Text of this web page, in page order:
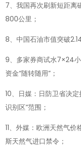
7、我国再次刷新短距离
800公里；
8、中国石油市值突破
9、多家券商试水7×24
资金“随转随用”；
10、日媒：日防卫省决
识别区”范围；
11、外媒：欧洲天然气
斯天然气进口禁令；